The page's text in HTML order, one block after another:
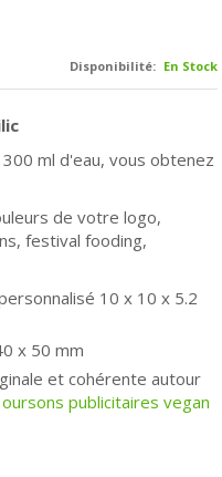
Disponibilité: En Stock
ml d'eau, vous obtenez
de votre logo,
festival fooding,
10 x 10 x 5.2
x 50 mm
et cohérente autour
oursons publicitaires vegan